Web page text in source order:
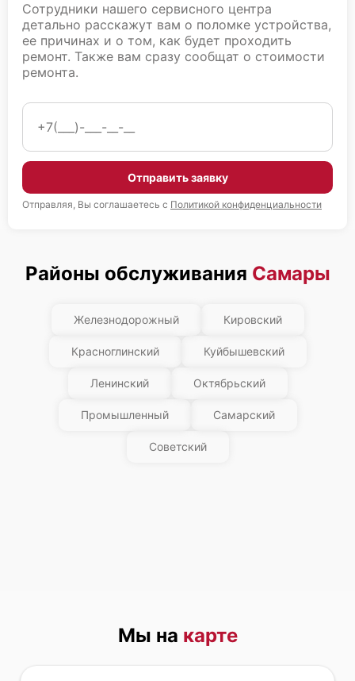
Сотрудники нашего сервисного центра
детально расскажут вам о поломке устройства,
ее причинах и о том, как будет проходить
ремонт. Также вам сразу сообщат о стоимости
ремонта.
Отправить заявку
Отправляя, Вы соглашаетесь с Политикой конфиденциальности
Районы обслуживания Самары
Железнодорожный Кировский
Красноглинский Куйбышевский
Ленинский Октябрьский
Промышленный Самарский
Советский
Мы на карте